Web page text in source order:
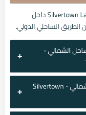
يقع سيلفرتاون لاجون كابانا - Silvertown Lagoon Cabana داخل
الشمالي -
ما هي أنظمة سداد سيلفر تاون الساحل الشمالي - Silvertown